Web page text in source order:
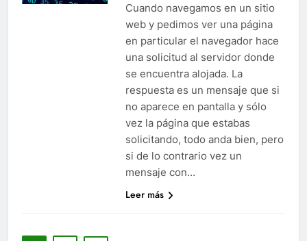
Cuando navegamos en un sitio
web y pedimos ver una página
en particular el navegador hace
una solicitud al servidor donde
se encuentra alojada. La
respuesta es un mensaje que si
no aparece en pantalla y sólo
vez la página que estabas
solicitando, todo anda bien, pero
si de lo contrario vez un
mensaje con…
Leer más